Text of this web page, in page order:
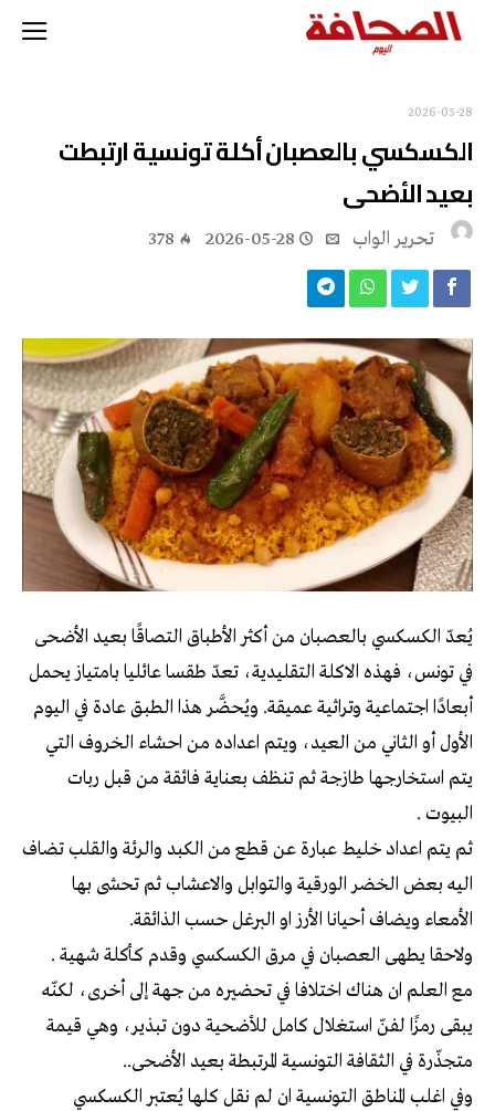
2026-05-28
الكسكسي بالعصبان أكلة تونسية ارتبطت
بعيد الأضحى
تحرير الواب 2026-05-28
378
يُعدّ الكسكسي بالعصبان من أكثر الأطباق التصاقًا بعيد الأضحى
في تونس، فهذه الاكلة التقليدية، تعدّ طقسا عائليا بامتياز يحمل
أبعادًا اجتماعية وتراثية عميقة. ويُحضَّر هذا الطبق عادة في اليوم
الأول أو الثاني من العيد، ويتم اعداده من احشاء الخروف التي
يتم استخارجها طازجة ثم تنظف بعناية فائقة من قبل ربات
البيوت .
ثم يتم اعداد خليط عبارة عن قطع من الكبد والرئة والقلب تضاف
اليه بعض الخضر الورقية والتوابل والاعشاب ثم تحشى بها
الأمعاء ويضاف أحيانا الأرز او البرغل حسب الذائقة.
ولاحقا يطهى العصبان في مرق الكسكسي وقدم كأكلة شهية .
مع العلم ان هناك اختلافا في تحضيره من جهة إلى أخرى، لكنّه
يبقى رمزًا لفنّ استغلال كامل للأضحية دون تبذير، وهي قيمة
متجذّرة في الثقافة التونسية المرتبطة بعيد الأضحى..
وفي اغلب المناطق التونسية ان لم نقل كلها يُعتبر الكسكسي